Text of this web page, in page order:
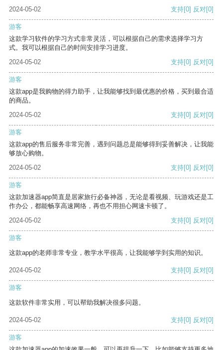
2024-05-02 支持[0] 反对[0]
游客
这款学习软件的学习方式非常灵活，可以根据自己的需求选择学习方
式。我可以根据自己的时间安排学习进度。
2024-05-02
支持[0] 反对[0]
游客
这款app是我购物的得力助手，让我能够找到最优惠的价格，买到最合适
的商品。
2024-05-02
支持[0] 反对[0]
游客
这款app的售后服务非常完善，遇到问题总是能够得到妥善解决，让我能
够放心购物。
2024-05-02
支持[0] 反对[0]
游客
这款加速器app简直是居家旅行必备神器，无论是看视频、玩游戏还是工
作办公，都能畅享高速网络，再也不用担心网速卡顿了。
2024-05-02
支持[0] 反对[0]
游客
这款app的老师非常专业，教学水平很高，让我能够学到实用的知识。
2024-05-02 支持[0] 反对[0]
游客
这款软件非常实用，可以帮助我解决很多问题。
2024-05-02 支持[0] 反对[0]
游客